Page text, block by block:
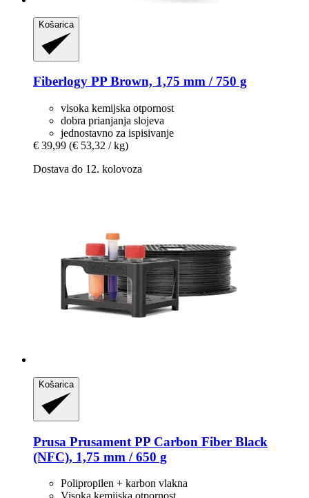
Košarica
Fiberlogy PP Brown, 1,75 mm / 750 g
visoka kemijska otpornost
dobra prianjanja slojeva
jednostavno za ispisivanje
€ 39,99 (€ 53,32 / kg)
Dostava do 12. kolovoza
Košarica
Prusa Prusament PP Carbon Fiber Black
(NFC), 1,75 mm / 650 g
Polipropilen + karbon vlakna